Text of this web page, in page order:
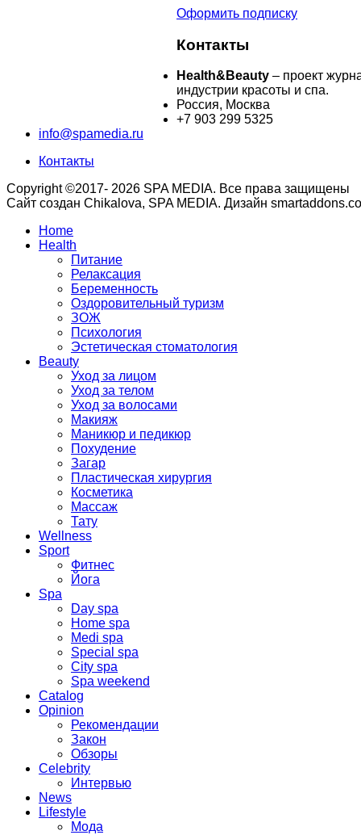
Оформить подписку
Контакты
Health&Beauty – проект
индустрии красоты и спа.
Россия, Москва
+7 903 299 5325
info@spamedia.ru
Контакты
Copyright ©2017- 2026 SPA MEDIA. Все права защищены
Сайт создан Chikalova, SPA MEDIA. Дизайн
Home
Health
Питание
Релаксация
Беременность
Оздоровительный туризм
ЗОЖ
Психология
Эстетическая стоматология
Beauty
Уход за лицом
Уход за телом
Уход за волосами
Макияж
Маникюр и педикюр
Похудение
Загар
Пластическая хирургия
Косметика
Массаж
Тату
Wellness
Sport
Фитнес
Йога
Spa
Day spa
Home spa
Medi spa
Special spa
City spa
Spa weekend
Catalog
Opinion
Рекомендации
Закон
Обзоры
Celebrity
Интервью
News
Lifestyle
Мода